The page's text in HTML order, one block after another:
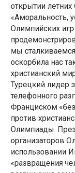
открытии
«Аморальность,
Олимпийских
мы
оскорбила нас
христианский
Турецкий лидер
телефонного
Франциском
против
Олимпиады.
организаторов
использовании
«развращения